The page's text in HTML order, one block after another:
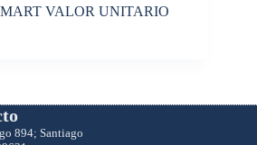
VALOR UNITARIO
894; Santiago